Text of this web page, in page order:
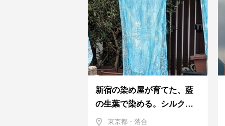
新宿の染め屋が育てた、藍
の生葉で染める。シルクの
ストール
東京都・落合